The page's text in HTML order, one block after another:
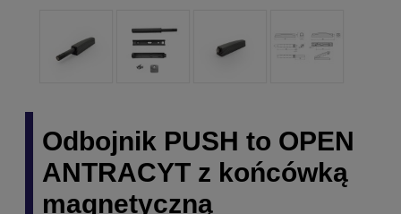
Odbojnik PUSH to OPEN
ANTRACYT z końcówką
magnetyczną